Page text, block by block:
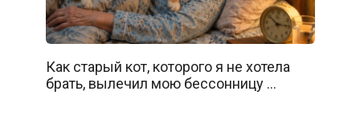
Как старый кот, которого я не хотела
брать, вылечил мою бессонницу …